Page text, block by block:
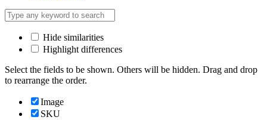
Hide similarities
Highlight differences
Select the fields to be shown. Others will be hidden. Drag and drop
to rearrange the order.
Image
SKU